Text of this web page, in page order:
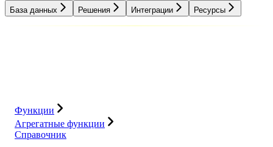
База данных Решения Интеграции Ресурсы
Функции
Агрегатные функции
Справочник